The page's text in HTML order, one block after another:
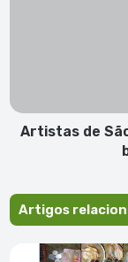
Tey
Santos
Artistas de
Artigos